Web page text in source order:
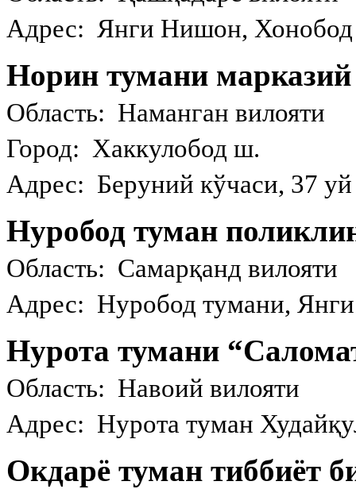
Адрес: Янги Нишон, Хонобод
Норин тумани
Область: Наманган вилояти
Город: Хаккулобод ш.
Адрес: Беруний кўчаси, 37 уй
Нуробод туман
Область: Самарқанд вилояти
Адрес: Нуробод тумани,
Нурота тумани
Область: Навоий вилояти
Адрес: Нурота туман
Окдарё туман тиббиёт